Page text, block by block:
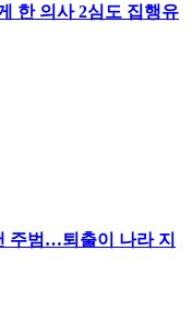
한 의사 2심도 집행유
주범…퇴출이 나라 지